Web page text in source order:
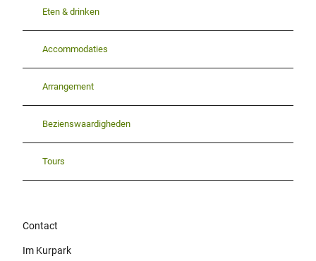
Eten & drinken
Accommodaties
Arrangement
Bezienswaardigheden
Tours
Contact
Im Kurpark